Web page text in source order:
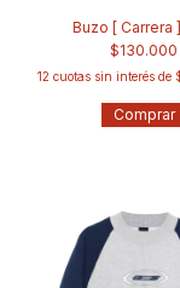
Buzo [ Carrera
$130.000
12 cuotas sin interés de
Comprar